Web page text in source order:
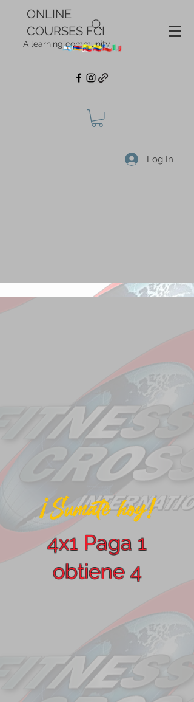
ONLINE
COURSES FCI
A learning community
Log In
4x1 Paga 1
obtiene 4